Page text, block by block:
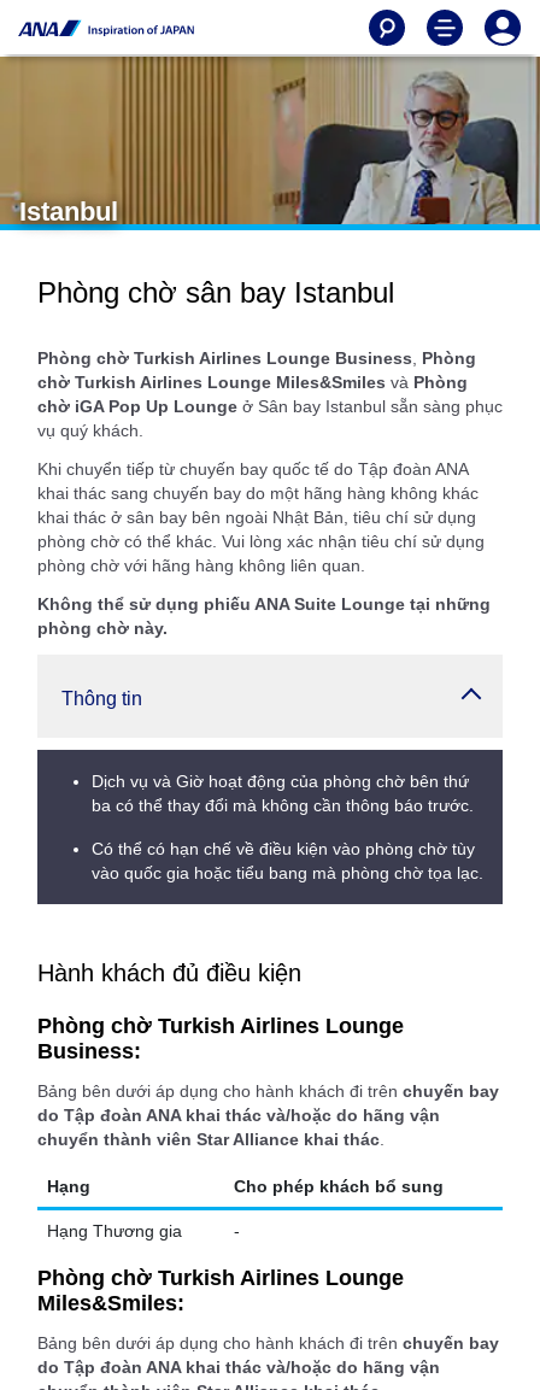
Istanbul
Phòng chờ sân bay Istanbul
Phòng chờ Turkish Airlines Lounge Business
Phòng
chờ Turkish Airlines Lounge Miles&Smiles và Phòng
chờ iGA Pop Up Lounge ở Sân bay Istanbul sẵn sàng phục
vụ quý khách.
Khi chuyển tiếp từ chuyến bay quốc tế do Tập đoàn ANA
khai thác sang chuyến bay do một hãng hàng không khác
khai thác ở sân bay bên ngoài Nhật Bản, tiêu chí sử dụng
phòng chờ có thể khác. Vui lòng xác nhận tiêu chí sử dụng
phòng chờ với hãng hàng không liên quan.
Không thể sử dụng phiếu ANA Suite Lounge tại những
phòng chờ này.
Thông tin
Dịch vụ và Giờ hoạt động của phòng chờ bên thứ
ba có thể thay đổi mà không cần thông báo trước.
Có thể có hạn chế về điều kiện vào phòng chờ tùy
vào quốc gia hoặc tiểu bang mà phòng chờ tọa lạc.
Hành khách đủ điều kiện
Phòng chờ Turkish Airlines Lounge
Business:
Bảng bên dưới áp dụng cho hành khách đi trên chuyến bay
do Tập đoàn ANA khai thác và/hoặc do hãng vận
chuyển thành viên Star Alliance khai thác
Hạng Cho phép khách bổ sung
Hạng Thương gia -
Phòng chờ Turkish Airlines Lounge
Miles&Smiles:
Bảng bên dưới áp dụng cho hành khách đi trên chuyến bay
do Tập đoàn ANA khai thác và/hoặc do hãng vận